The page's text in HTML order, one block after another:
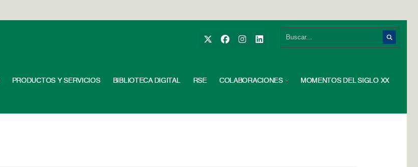
PRODUCTOS Y SERVICIOS BIBLIOTECA DIGITAL RSE COLABORACIONES MOMENTOS DEL SIGLO XX